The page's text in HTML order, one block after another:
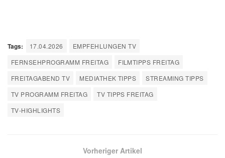
Tags: 17.04.2026
EMPFEHLUNGEN TV
FERNSEHPROGRAMM FREITAG
FILMTIPPS FREITAG
FREITAGABEND TV
MEDIATHEK TIPPS
STREAMING TIPPS
TV PROGRAMM FREITAG
TV TIPPS FREITAG
TV-HIGHLIGHTS
Vorheriger Artikel